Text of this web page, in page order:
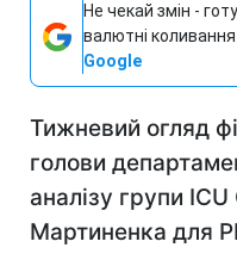
Не чекай змін -
валютні коливання
Google
Тижневий огляд
голови
аналізу групи
Мартиненка для